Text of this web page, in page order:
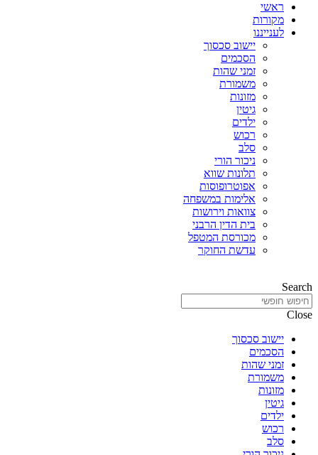
ראשי
מקורות
לענייננו
יישוב סכסוך
הסכמים
זמני שהות
משמורת
מזונות
גיטין
ילדים
רכוש
סלב
ניכור הורי
תלונות שווא
אפוטרופוסות
אלימות במשפחה
צוואות וירושות
בית הדין הרבני
מכורסת המטפל
עדשת החוקר
Search
Close
יישוב סכסוך
הסכמים
זמני שהות
משמורת
מזונות
גיטין
ילדים
רכוש
סלב